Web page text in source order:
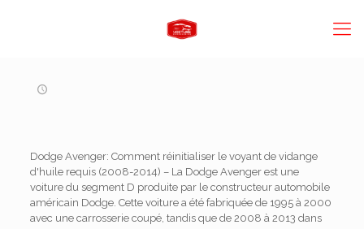
Dodge Avenger: Comment réinitialiser le voyant de vidange
d'huile requis (2008-2014) – La Dodge Avenger est une
voiture du segment D produite par le constructeur automobile
américain Dodge. Cette voiture a été fabriquée de 1995 à 2000
avec une carrosserie coupé, tandis que de 2008 à 2013 dans